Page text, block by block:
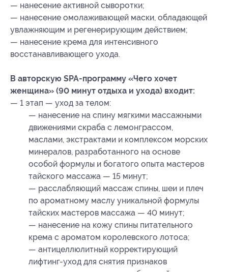
— нанесение активной сыворотки;
— нанесение омолаживающей маски, обладающей
увлажняющим и регенерирующим действием;
— нанесение крема для интенсивного
восстанавливающего ухода.
В авторскую SPA-программу «Чего хочет
женщина» (90 минут отдыха и ухода) входит:
— 1 этап — уход за телом:
— нанесение на спину мягкими массажными
движениями скраба с лемонграссом,
маслами, экстрактами и комплексом морских
минералов, разработанного на основе
особой формулы и богатого опыта мастеров
тайского массажа — 15 минут;
— расслабляющий массаж спины, шеи и плеч
по ароматному маслу уникальной формулы
тайских мастеров массажа — 40 минут;
— нанесение на кожу спины питательного
крема с ароматом королевского лотоса;
— антицеллюлитный корректирующий
лифтинг-уход для снятия признаков